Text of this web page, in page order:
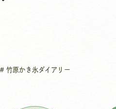
竹原かき氷ダイアリー